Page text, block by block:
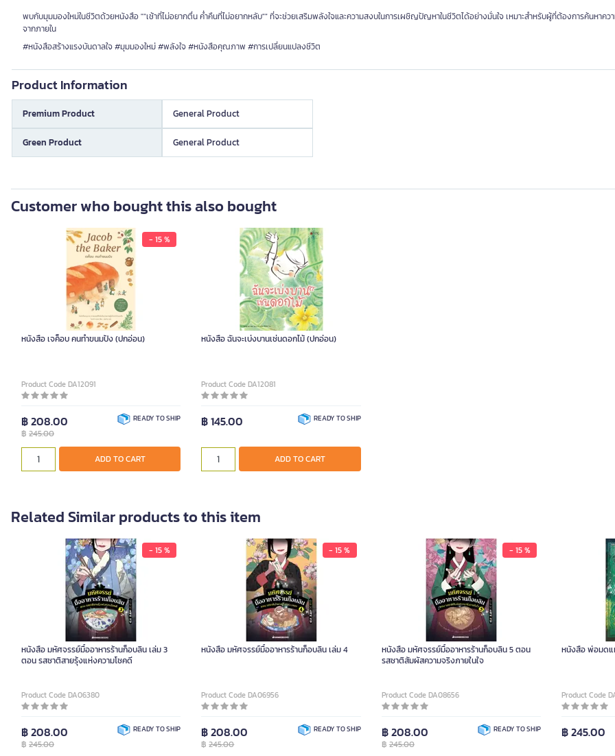
พบกับมุมมองใหม่ในชีวิตด้วยหนังสือ ""เช้าที่ไม่อยากตื่น ค่ำคืนที่ไม่อยากหลับ"" ที่จะช่วยเสริมพลังใจและความสงบในการเผชิญปัญหาในชีวิตได้อย่างมั่นใจ เหมาะสำหรับผู้ที่ต้องการค้นหาคว
จากภายใน
#หนังสือสร้างแรงบันดาลใจ #มุมมองใหม่ #พลังใจ #หนังสือคุณภาพ #การเปลี่ยนแปลงชีวิต
Product Information
Premium Product General Product
Green Product General Product
Customer who bought this also bought
- 15 %
หนังสือ เจค็อบ คนทำขนมปัง (ปกอ่อน)
Product Code DA12091
฿ 208.00
฿ 245.00
READY TO SHIP
ADD TO CART
หนังสือ ฉันจะเบ่งบานเช่นดอกไม้ (ปกอ่อน)
Product Code DA12081
฿ 145.00 READY TO SHIP
ADD TO CART
Related Similar products to this item
- 15 %
หนังสือ มหัศจรรย์มื้ออาหารร้านก็อบลิน เล่ม 3
ตอน รสชาติสายรุ้งแห่งความโชคดี
Product Code DA06380
฿ 208.00
฿ 245.00
READY TO SHIP
- 15 %
หนังสือ มหัศจรรย์มื้ออาหารร้านก็อบลิน เล่ม 4
Product Code DA06956
฿ 208.00
฿245.00
READY TO SHIP
- 15 %
หนังสือ มหัศจรรย์มื้ออาหารร้านก็อบลิน 5 ตอน
รสชาติสัมผัสความจริงภายในใจ
Product Code DA08656
฿ 208.00
฿ 245.00
READY TO SHIP
หนังสือ พ่อมดแ
Product Code
฿ 245.00